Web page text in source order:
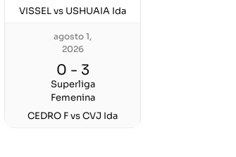
VISSEL vs USHUAIA Ida
agosto 1,
2026
0 - 3
Superliga
Femenina
CEDRO F vs CVJ Ida